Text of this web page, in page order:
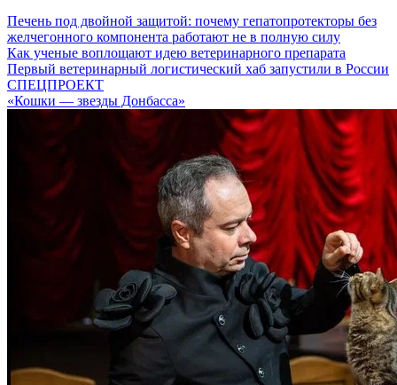
Печень под двойной защитой: почему гепатопротекторы без
желчегонного компонента работают не в полную силу
Как ученые воплощают идею ветеринарного препарата
Первый ветеринарный логистический хаб запустили в России
СПЕЦПРОЕКТ
«Кошки — звезды Донбасса»